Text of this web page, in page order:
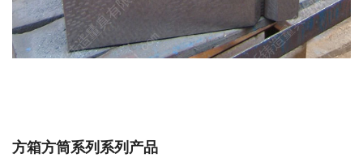
方箱方筒系列系列产品